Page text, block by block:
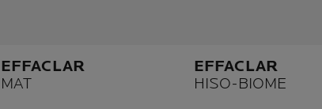
EFFACLAR
MAT
EFFACLAR
HISO-BIOME